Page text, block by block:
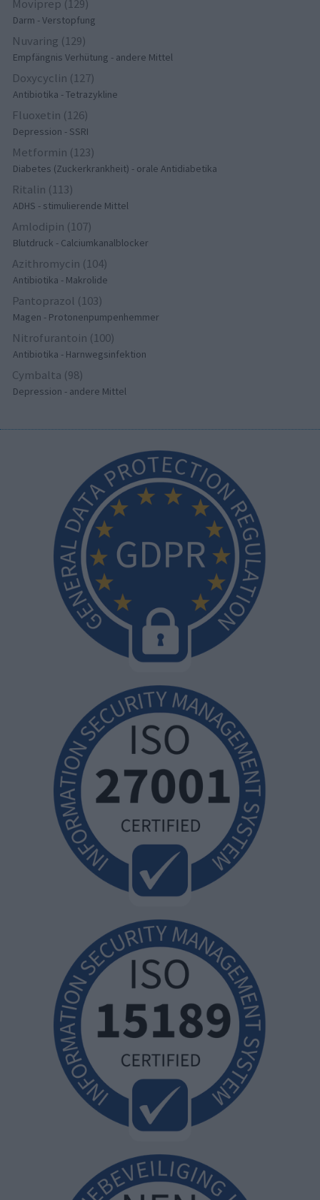
Moviprep (129)
Darm - Verstopfung
Nuvaring (129)
Empfängnis Verhütung - andere Mittel
Doxycyclin (127)
Antibiotika - Tetrazykline
Fluoxetin (126)
Depression - SSRI
Metformin (123)
Diabetes (Zuckerkrankheit) - orale Antidiabetika
Ritalin (113)
ADHS - stimulierende Mittel
Amlodipin (107)
Blutdruck - Calciumkanalblocker
Azithromycin (104)
Antibiotika - Makrolide
Pantoprazol (103)
Magen - Protonenpumpenhemmer
Nitrofurantoin (100)
Antibiotika - Harnwegsinfektion
Cymbalta (98)
Depression - andere Mittel